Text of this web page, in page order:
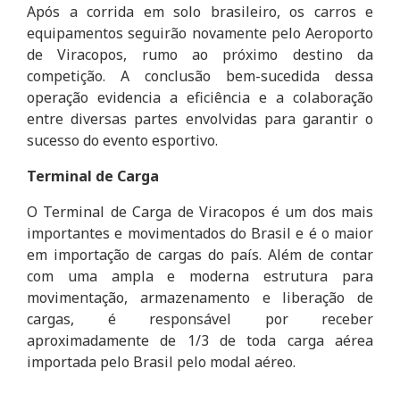
Após a corrida em solo brasileiro, os carros e
equipamentos seguirão novamente pelo Aeroporto
de Viracopos, rumo ao próximo destino da
competição. A conclusão bem-sucedida dessa
operação evidencia a eficiência e a colaboração
entre diversas partes envolvidas para garantir o
sucesso do evento esportivo.
Terminal de Carga
O Terminal de Carga de Viracopos é um dos mais
importantes e movimentados do Brasil e é o maior
em importação de cargas do país. Além de contar
com uma ampla e moderna estrutura para
movimentação, armazenamento e liberação de
cargas, é responsável por receber
aproximadamente de 1/3 de toda carga aérea
importada pelo Brasil pelo modal aéreo.